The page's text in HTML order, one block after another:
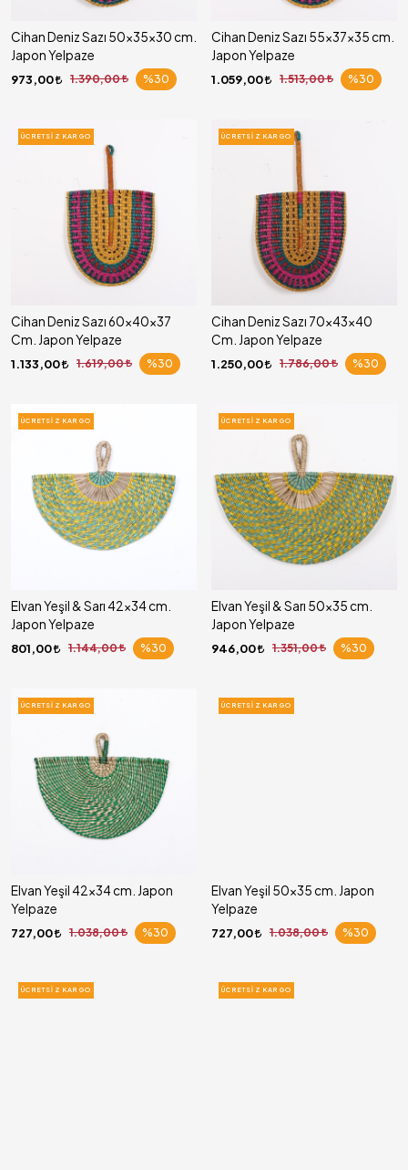
Cihan Deniz Sazı 50x35x30 cm.
Japon Yelpaze
973,00 1.390,00 %30
Cihan Deniz Sazı 55x37x35 cm.
Japon Yelpaze
1.059,00 1.513,00 %30
ÜCRETSIZ KARGO
Cihan Deniz Sazı 60x40x37
Cm. Japon Yelpaze
1.133,00 1.619,00 %30
ÜCRETSIZ KARGO
Cihan Deniz Sazı 70x43x40
Cm. Japon Yelpaze
1.250,00 1.786,00 %30
ÜCRETSIZ KARGO
Elvan Yeşil & Sarı 42x34 cm.
Japon Yelpaze
801,00 1.144,00 %30
ÜCRETSIZ KARGO
Elvan Yeşil & Sarı 50x35 cm.
Japon Yelpaze
946,00 1.351,00 %30
ÜCRETSIZ KARGO
Elvan Yeşil 42x34 cm. Japon
Yelpaze
727,00 1.038,00 %30
ÜCRETSIZ KARGO
Elvan Yeşil 50x35 cm. Japon
Yelpaze
727,00 1.038,00 %30
ÜCRETSIZ KARGO ÜCRETSIZ KARGO